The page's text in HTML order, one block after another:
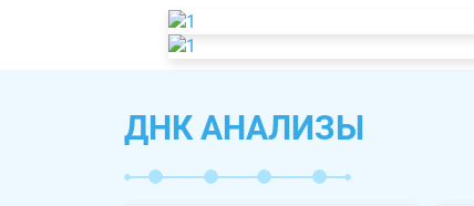
ДНК АНАЛИЗЫ